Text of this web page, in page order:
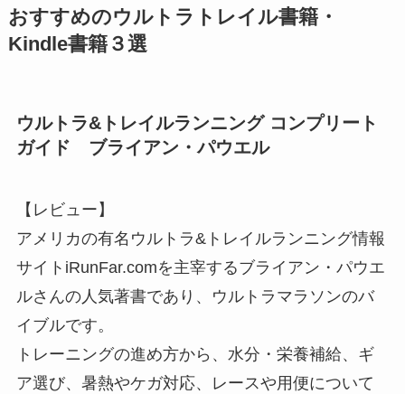
おすすめのウルトラトレイル書籍・
Kindle書籍３選
ウルトラ&トレイルランニング コンプリート
ガイド ブライアン・パウエル
【レビュー】
アメリカの有名ウルトラ&トレイルランニング情報
サイトiRunFar.comを主宰するブライアン・パウエ
ルさんの人気著書であり、ウルトラマラソンのバ
イブルです。
トレーニングの進め方から、水分・栄養補給、ギ
ア選び、暑熱やケガ対応、レースや用便について